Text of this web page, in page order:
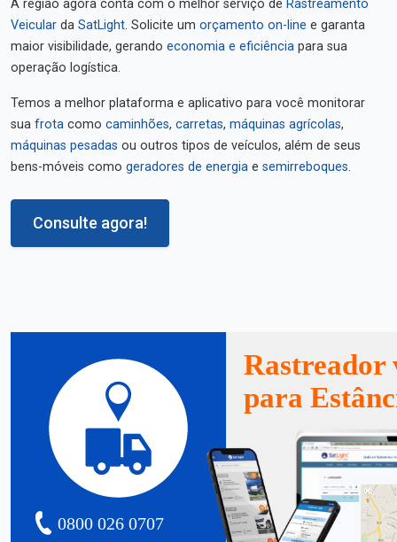
A região agora conta com o melhor serviço de Rastreamento
Veicular da SatLight. Solicite um orçamento on-line e garanta
maior visibilidade, gerando economia e eficiência para sua
operação logística.
Temos a melhor plataforma e aplicativo para você monitorar
sua frota como caminhões, carretas, máquinas agrícolas,
máquinas pesadas ou outros tipos de veículos, além de seus
bens-móveis como geradores de energia e semirreboques.
Consulte agora!
0800 026 0707
Rastreador
para